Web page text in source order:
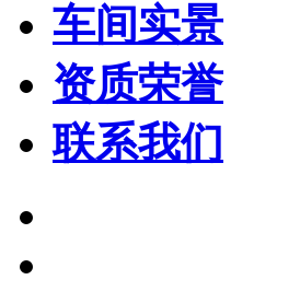
车间实景
资质荣誉
联系我们